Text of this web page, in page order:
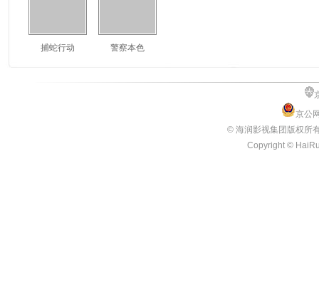
捕蛇行动 警察本色
京公
© 海润影视集团版权所
Copyright ©